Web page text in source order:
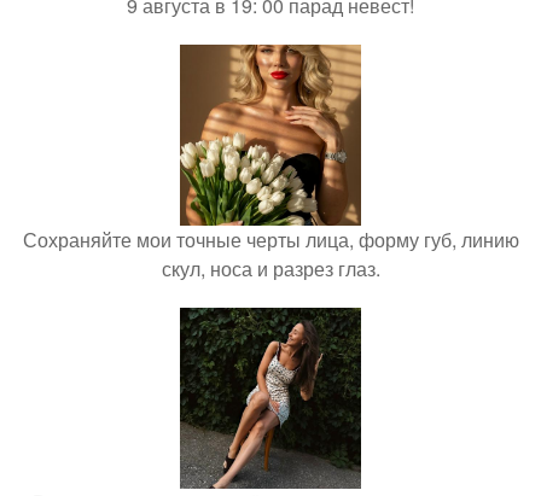
Сохраняйте мои точные черты лица, форму губ, линию
скул, носа и разрез глаз.